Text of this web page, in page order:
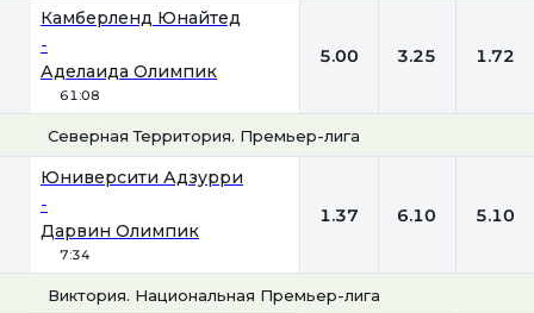
Камберленд Юнайтед
-
Аделаида Олимпик
61:08
5.00 3.25 1.72
Северная Территория. Премьер-лига
Юниверсити Адзурри
-
Дарвин Олимпик
7:34
1.37 6.10 5.10
Виктория. Национальная Премьер-лига